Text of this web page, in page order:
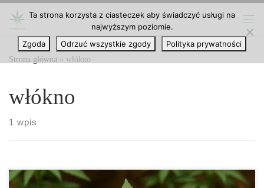
Przejdź do treści
Strona główna » włókno
włókno
1 wpis
Ta strona korzysta z ciasteczek aby świadczyć usługi na
najwyższym poziomie.
Zgoda
Odrzuć wszystkie zgody Polityka prywatności